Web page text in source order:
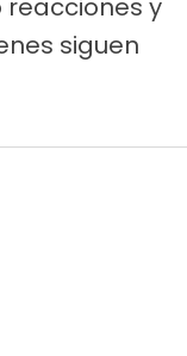
reacciones y
siguen